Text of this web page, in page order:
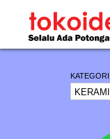
KATEGORI